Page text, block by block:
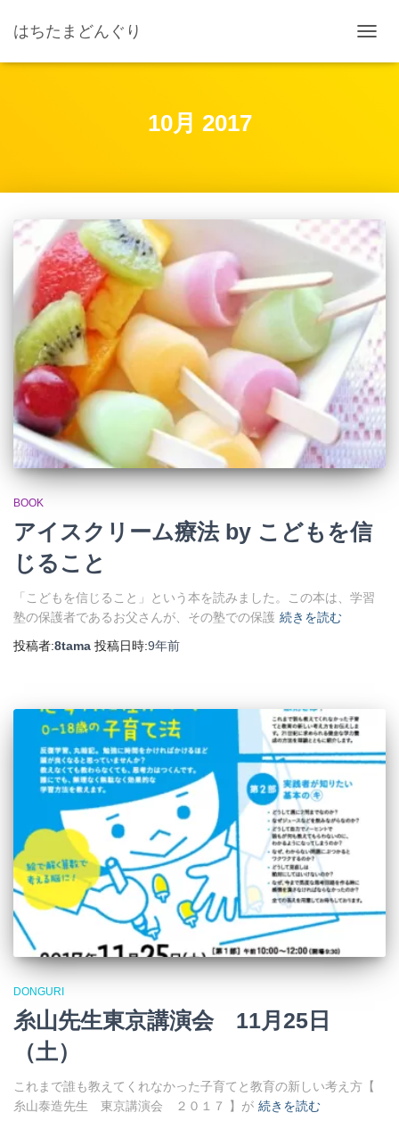
はちたまどんぐり
ビ
え
10月 2017
BOOK
アイスクリーム療法 by こどもを信
じること
「こどもを信じること」という本を読みました。この本は、学習
塾の保護者であるお父さんが、その塾での保護 続きを読む
投稿者:8tama 投稿日時:9年前
DONGURI
糸山先生東京講演会 11月25日
（土）
これまで誰も教えてくれなかった子育てと教育の新しい考え方【
糸山泰造先生 東京講演会 ２０１７ 】が 続きを読む